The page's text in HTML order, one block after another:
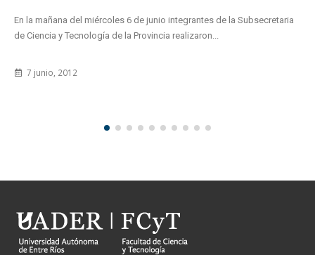
En la mañana del miércoles 6 de junio integrantes de la Subsecretaria
de Ciencia y Tecnología de la Provincia realizaron...
7 junio, 2012